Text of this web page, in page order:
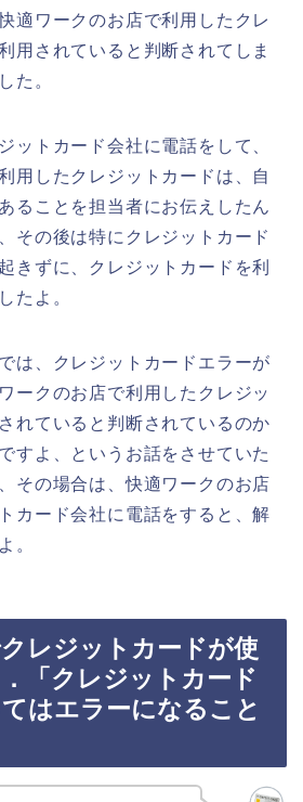
適ワークのお店で利用したクレ
用されていると判断されてしま
た。
ットカード会社に電話をして、
用したクレジットカードは、自
ることを担当者にお伝えしたん
その後は特にクレジットカード
きずに、クレジットカードを利
たよ。
は、クレジットカードエラーが
ークのお店で利用したクレジッ
れていると判断されているのか
すよ、というお話をさせていた
その場合は、快適ワークのお店
カード会社に電話をすると、解
。
レジットカードが使
「クレジットカード
はエラーになること